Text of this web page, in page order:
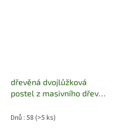
dřevěná dvojlůžková
postel z masivního dřeva
Dnů : 58 (>5 ks)